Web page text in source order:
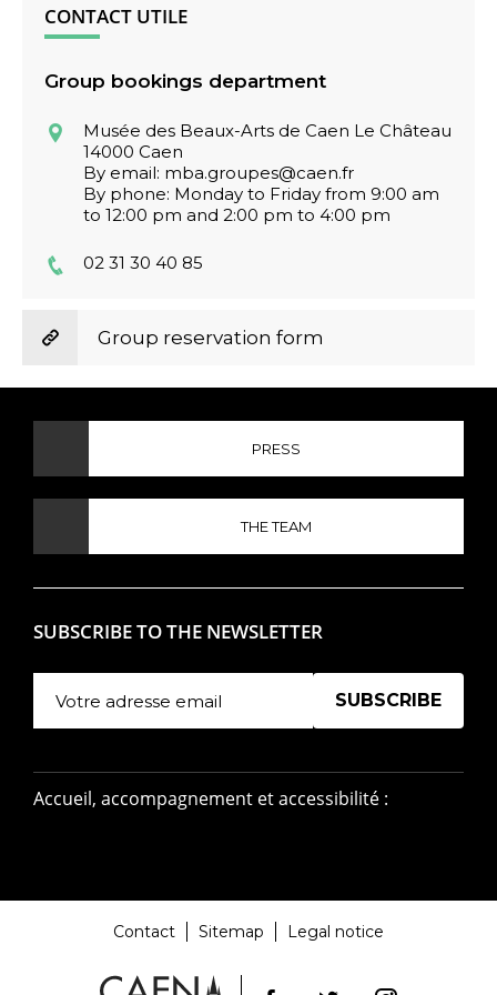
CONTACT UTILE
Group bookings department
Musée des Beaux-Arts de Caen Le Château
14000 Caen
By email: mba.groupes@caen.fr
By phone: Monday to Friday from 9:00 am
to 12:00 pm and 2:00 pm to 4:00 pm
02 31 30 40 85
Group reservation form
PRESS
THE TEAM
SUBSCRIBE TO THE NEWSLETTER
Accueil, accompagnement et accessibilité :
Contact Sitemap Legal notice